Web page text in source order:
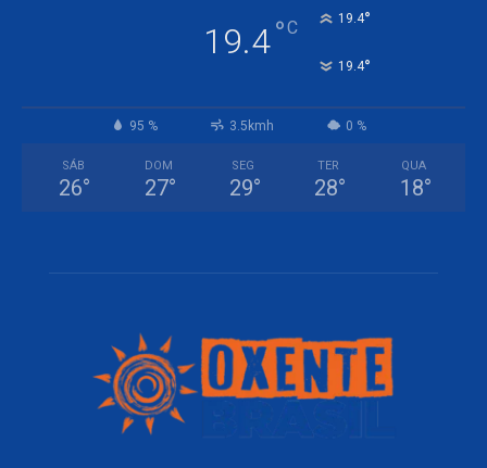
19.4°C 19.4°
19.4°
95 % 3.5kmh 0 %
SÁB
26°
DOM
27°
SEG
29°
TER
28°
QUA
18°